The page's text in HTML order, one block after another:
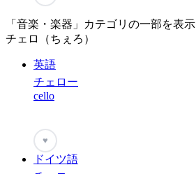
「音楽・楽器」カテゴリの一部を表示
チェロ（ちぇろ）
英語
チェロー
cello
♥
ドイツ語